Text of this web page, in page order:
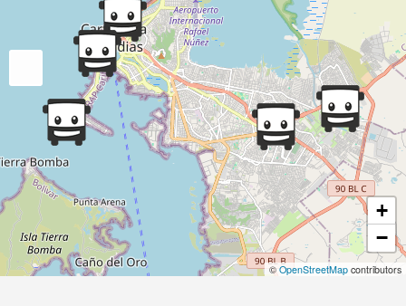
+
−
©OpenStreetMap contributors